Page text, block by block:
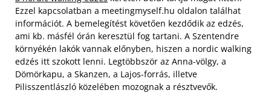
Ezzel kapcsolatban a meetingmyself.hu oldalon találhat
információt. A bemelegítést követően kezdődik az edzés,
ami kb. másfél órán keresztül fog tartani. A Szentendre
környékén lakók vannak előnyben, hiszen a nordic walking
edzés itt szokott lenni. Legtöbbször az Anna-völgy, a
Dömörkapu, a Skanzen, a Lajos-forrás, illetve
Pilisszentlászló közelében mozognak a résztvevők.